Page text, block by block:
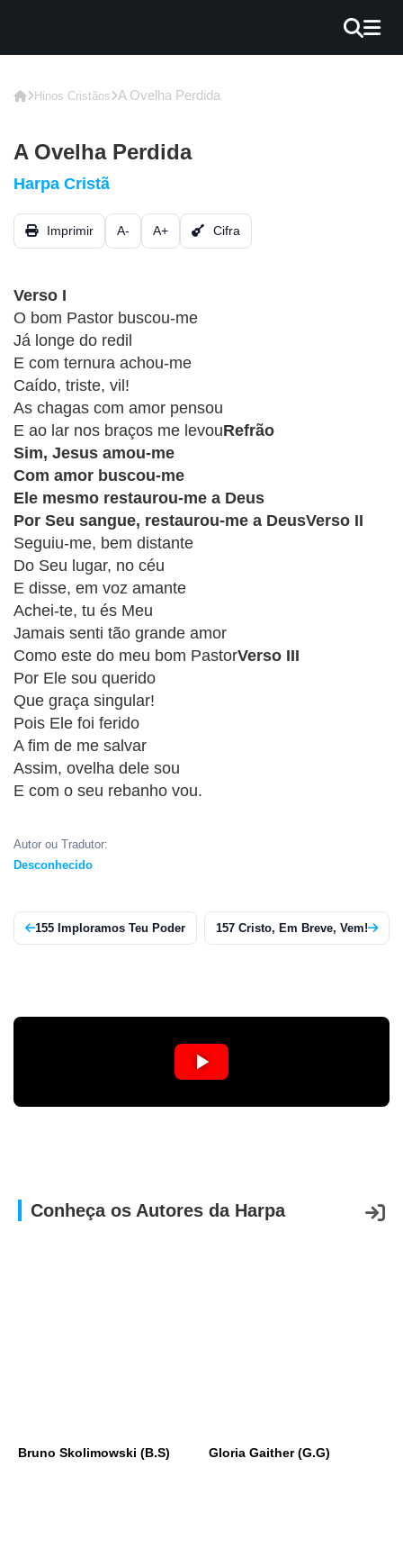
GRÁTIS
GUITAR
CIFRA
VÍDEO
HINOS
CRISTÃOS
TEORIA
MUSICAL
MINI
DOC
REVIEW
PLAYBACK
AUTORES
DA
HARPA
LISTAS
WINDOWS
Hinos Cristãos A Ovelha Perdida
A Ovelha Perdida
Harpa Cristã
Imprimir A- A+ Cifra
Verso I
O bom Pastor buscou-me
Já longe do redil
E com ternura achou-me
Caído, triste, vil!
As chagas com amor pensou
E ao lar nos braços me levouRefrão
Sim, Jesus amou-me
Com amor buscou-me
Ele mesmo restaurou-me a Deus
Por Seu sangue, restaurou-me a DeusVerso II
Seguiu-me, bem distante
Do Seu lugar, no céu
E disse, em voz amante
Achei-te, tu és Meu
Jamais senti tão grande amor
Como este do meu bom PastorVerso III
Por Ele sou querido
Que graça singular!
Pois Ele foi ferido
A fim de me salvar
Assim, ovelha dele sou
E com o seu rebanho vou.
Autor ou Tradutor:
Desconhecido
155 Imploramos Teu Poder 157 Cristo, Em Breve, Vem!
Conheça os Autores da Harpa
Bruno Skolimowski (B.S) Gloria Gaither (G.G)